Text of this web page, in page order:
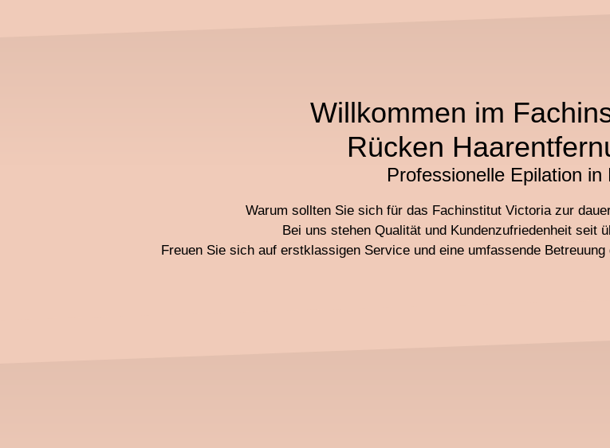
Willkommen im
Rücken
Professionelle Epilation in
Warum sollten Sie sich für das Fachinstitut Victoria zur
Bei uns stehen Qualität und Kundenzufriedenheit seit
Freuen Sie sich auf erstklassigen Service und eine umfassende